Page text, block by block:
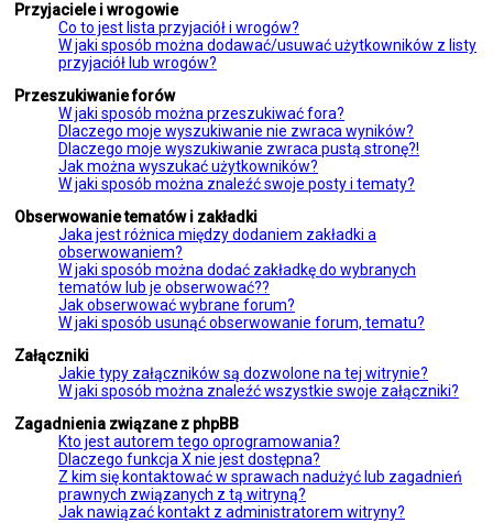
Przyjaciele i wrogowie
Co to jest lista przyjaciół i wrogów?
W jaki sposób można dodawać/usuwać użytkowników z listy
przyjaciół lub wrogów?
Przeszukiwanie forów
W jaki sposób można przeszukiwać fora?
Dlaczego moje wyszukiwanie nie zwraca wyników?
Dlaczego moje wyszukiwanie zwraca pustą stronę?!
Jak można wyszukać użytkowników?
W jaki sposób można znaleźć swoje posty i tematy?
Obserwowanie tematów i zakładki
Jaka jest różnica między dodaniem zakładki a
obserwowaniem?
W jaki sposób można dodać zakładkę do wybranych
tematów lub je obserwować??
Jak obserwować wybrane forum?
W jaki sposób usunąć obserwowanie forum, tematu?
Załączniki
Jakie typy załączników są dozwolone na tej witrynie?
W jaki sposób można znaleźć wszystkie swoje załączniki?
Zagadnienia związane z phpBB
Kto jest autorem tego oprogramowania?
Dlaczego funkcja X nie jest dostępna?
Z kim się kontaktować w sprawach nadużyć lub zagadnień
prawnych związanych z tą witryną?
Jak nawiązać kontakt z administratorem witryny?